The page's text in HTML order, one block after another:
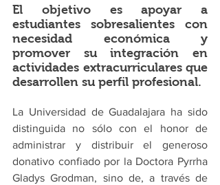
El objetivo es apoyar a
estudiantes sobresalientes con
necesidad económica y
promover su integración en
actividades extracurriculares que
desarrollen su perfil profesional.
La Universidad de Guadalajara ha sido
distinguida no sólo con el honor de
administrar y distribuir el generoso
donativo confiado por la Doctora Pyrrha
Gladys Grodman, sino de, a través de